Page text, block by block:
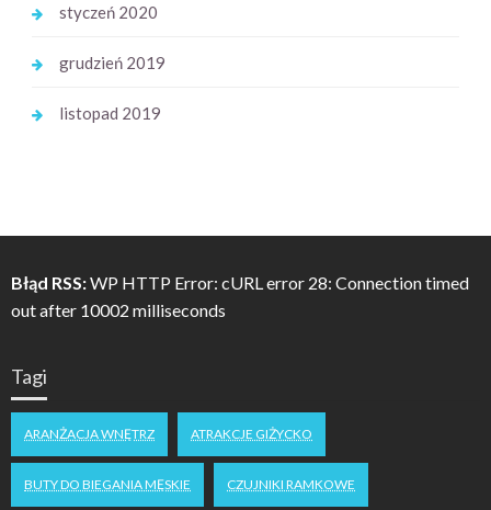
styczeń 2020
grudzień 2019
listopad 2019
Błąd RSS:WP HTTP Error: cURL error 28: Connection timed
out after 10002 milliseconds
Tagi
ARANŻACJA WNĘTRZ ATRAKCJE GIŻYCKO
BUTY DO BIEGANIA MĘSKIE CZUJNIKI RAMKOWE